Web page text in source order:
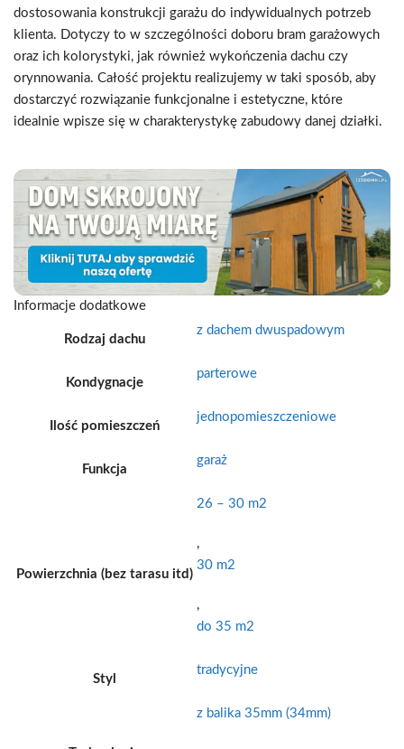
dostosowania konstrukcji garażu do indywidualnych potrzeb
klienta. Dotyczy to w szczególności doboru bram garażowych
oraz ich kolorystyki, jak również wykończenia dachu czy
orynnowania. Całość projektu realizujemy w taki sposób, aby
dostarczyć rozwiązanie funkcjonalne i estetyczne, które
idealnie wpisze się w charakterystykę zabudowy danej działki.
Informacje dodatkowe
Rodzaj dachu
z dachem dwuspadowym
Kondygnacje
parterowe
Ilość pomieszczeń
jednopomieszczeniowe
Funkcja
garaż
Powierzchnia (bez tarasu itd)
26 – 30 m2
,
30 m2
,
do 35 m2
Styl
tradycyjne
z balika 35mm (34mm)